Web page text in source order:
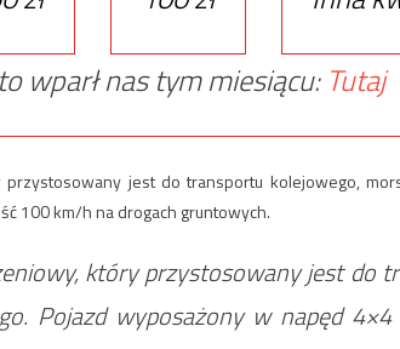
wparł nas tym miesiącu: Tutaj
jest do transportu kolejowego,
100 km/h na drogach gruntowych.
który przystosowany jest do
Pojazd wyposażony w napęd